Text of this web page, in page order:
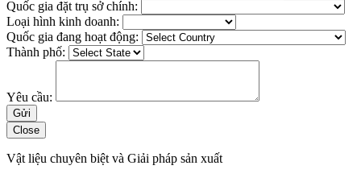
Quốc gia đặt trụ sở chính:
Loại hình kinh doanh:
Quốc gia đang hoạt động:
Thành phố:
Yêu cầu:
Close
Vật liệu chuyên biệt và Giải pháp sản xuất